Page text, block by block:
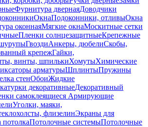
Фурнитура двернаяДоводчики
ОкнаПодоконники, отливыОкна
оконнаяМягкие окнаМоскитные сетки
Пленки солнцезащитныеКрепежные
ГвоздиАнкеры, дюбелиСкобы,
крепежГайки,
винты, шпилькиХомутыХимические
арматурыШплинтыПружины
стенОбоиЖидкие
декоративныеДекоративный
самоклеящиеся Армирующие
Уголки, маяки,
флизелинЭкраны для
потолкаПотолочные системыПотолочные